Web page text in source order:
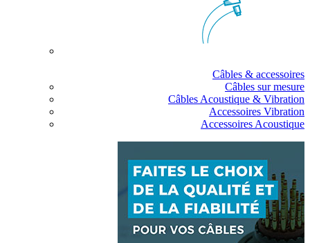
Câbles & accessoires
Câbles sur mesure
Câbles Acoustique & Vibration
Accessoires Vibration
Accessoires Acoustique